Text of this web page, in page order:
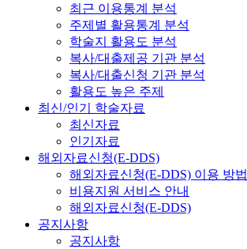
최근 이용통계 분석
주제별 활용통계 분석
학술지 활용도 분석
복사/대출제공 기관 분석
복사/대출신청 기관 분석
활용도 높은 주제
최신/인기 학술자료
최신자료
인기자료
해외자료신청(E-DDS)
해외자료신청(E-DDS) 이용 방법
비용지원 서비스 안내
해외자료신청(E-DDS)
공지사항
공지사항